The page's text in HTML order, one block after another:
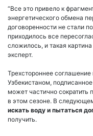
“Все это привело к
энергетического обмена
договоренности не стали
приходилось все
сложилось, и такая
эксперт.
Трехстороннее
Узбекистаном,
может частично сократить
в этом сезоне. В
искать воду и пытаться
получить.